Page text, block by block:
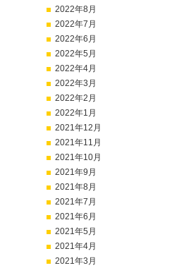
2022年8月
2022年7月
2022年6月
2022年5月
2022年4月
2022年3月
2022年2月
2022年1月
2021年12月
2021年11月
2021年10月
2021年9月
2021年8月
2021年7月
2021年6月
2021年5月
2021年4月
2021年3月